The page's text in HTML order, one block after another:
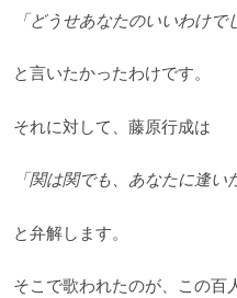
「どうせあなたのいいわけで
と言いたかったわけです。
それに対して、藤原行成は
「関は関でも、あなたに逢い
と弁解します。
そこで歌われたのが、この百